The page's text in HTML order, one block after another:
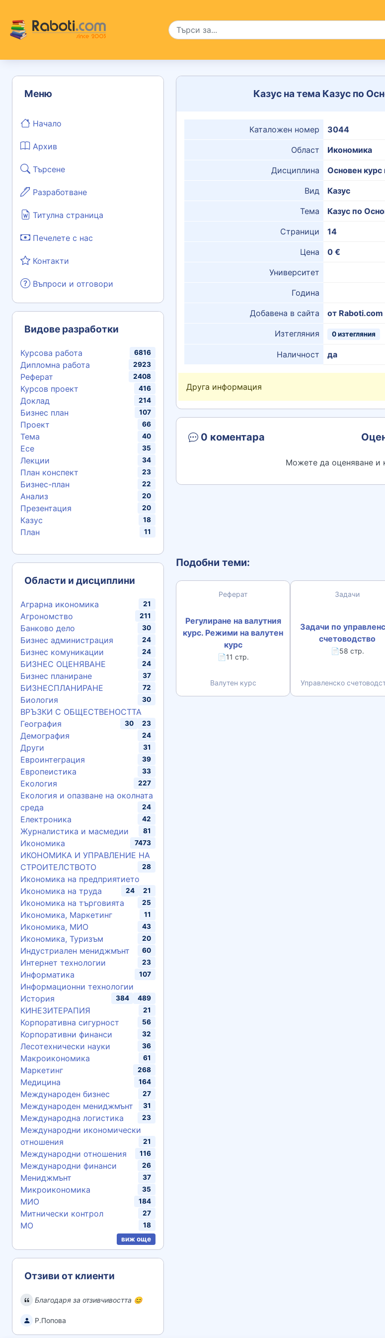
Меню
Начало
Архив
Търсене
Разработване
Титулна страница
Печелете с нас
Контакти
Въпроси и отговори
Видове разработки
Курсова работа 6816
Дипломна работа 2923
Реферат 2408
Курсов проект 416
Доклад 214
Бизнес план 107
Проект 66
Тема 40
Есе 35
Лекции 34
План конспект 23
Бизнес-план 22
Анализ 20
Презентация 20
Казус 18
План 11
Области и дисциплини
Аграрна икономика 21
Агрономство 211
Банково дело 30
Бизнес администрация 24
Бизнес комуникации 24
БИЗНЕС ОЦЕНЯВАНЕ 24
Бизнес планиране 37
БИЗНЕСПЛАНИРАНЕ 72
Биология 30
ВРЪЗКИ С ОБЩЕСТВЕНОСТТА
23
География 30
Демография 24
Други 31
Евроинтеграция 39
Европеистика 33
Екология 227
Екология и опазване на околната
среда
24
Електроника 42
Журналистика и масмедии 81
Икономика 7473
ИКОНОМИКА И УПРАВЛЕНИЕ НА
СТРОИТЕЛСТВОТО
28
Икономика на предприятието
21
Икономика на труда 24
Икономика на търговията 25
Икономика, Маркетинг 11
Икономика, МИО 43
Икономика, Туризъм 20
Индустриален мениджмънт 60
Интернет технологии 23
Информатика 107
Информационни технологии
489
История 384
КИНЕЗИТЕРАПИЯ 21
Корпоративна сигурност 56
Корпоративни финанси 32
Лесотехнически науки 36
Макроикономика 61
Маркетинг 268
Медицина 164
Международен бизнес 27
Международен мениджмънт 31
Международна логистика 23
Международни икономически
отношения
21
Международни отношения 116
Международни финанси 26
Мениджмънт 37
Микроикономика 35
МИО 184
Митнически контрол 27
МО
18
виж още
Отзиви от клиенти
Благодаря за отзивчивостта 😊
Р.Попова
Казус на тема Казус по
Каталожен номер 3044
Област Икономика
Дисциплина Основен курс
Вид Казус
Тема Казус по
Страници 14
Цена 0 €
Университет
Година
Добавена в сайта от Raboti.com
Изтегляния 0 изтегляния
Наличност да
Друга информация
0 коментара
Можете да оценяване и
Подобни теми:
Реферат
Регулиране на валутния
курс. Режими на валутен
курс
📄11 стр.
Валутен курс
Задачи
Задачи по
счетоводство
📄58 стр.
Управленско